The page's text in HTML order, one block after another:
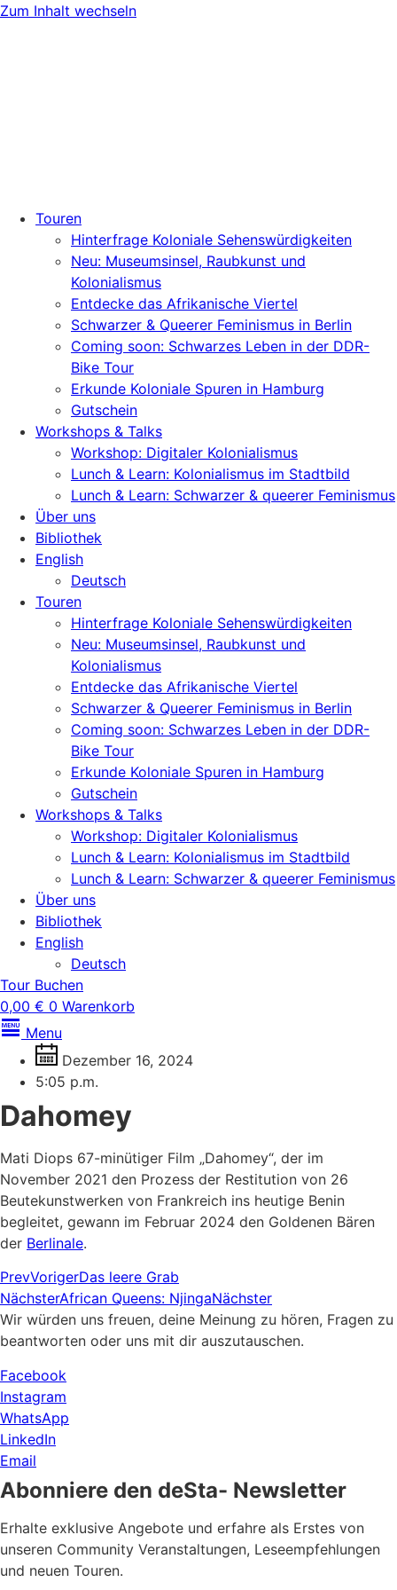
Zum Inhalt wechseln
Touren
Hinterfrage Koloniale Sehenswürdigkeiten
Neu: Museumsinsel, Raubkunst und
Kolonialismus
Entdecke das Afrikanische Viertel
Schwarzer & Queerer Feminismus in Berlin
Coming soon: Schwarzes Leben in der DDR-
Bike Tour
Erkunde Koloniale Spuren in Hamburg
Gutschein
Workshops & Talks
Workshop: Digitaler Kolonialismus
Lunch & Learn: Kolonialismus im Stadtbild
Lunch & Learn: Schwarzer & queerer Feminismus
Über uns
Bibliothek
English
Deutsch
Touren
Hinterfrage Koloniale Sehenswürdigkeiten
Neu: Museumsinsel, Raubkunst und
Kolonialismus
Entdecke das Afrikanische Viertel
Schwarzer & Queerer Feminismus in Berlin
Coming soon: Schwarzes Leben in der DDR-
Bike Tour
Erkunde Koloniale Spuren in Hamburg
Gutschein
Workshops & Talks
Workshop: Digitaler Kolonialismus
Lunch & Learn: Kolonialismus im Stadtbild
Lunch & Learn: Schwarzer & queerer Feminismus
Über uns
Bibliothek
English
Deutsch
Tour Buchen
0,00 € 0 Warenkorb
Menu
Dezember 16, 2024
5:05 p.m.
Dahomey
Mati Diops 67-minütiger Film „Dahomey“, der im
November 2021 den Prozess der Restitution von 26
Beutekunstwerken von Frankreich ins heutige Benin
begleitet, gewann im Februar 2024 den Goldenen Bären
der Berlinale.
PrevVorigerDas leere Grab
NächsterAfrican Queens: NjingaNächster
Wir würden uns freuen, deine Meinung zu hören, Fragen zu
beantworten oder uns mit dir auszutauschen.
Facebook
Instagram
WhatsApp
LinkedIn
Email
Abonniere den deSta- Newsletter
Erhalte exklusive Angebote und erfahre als Erstes von
unseren Community Veranstaltungen, Leseempfehlungen
und neuen Touren.